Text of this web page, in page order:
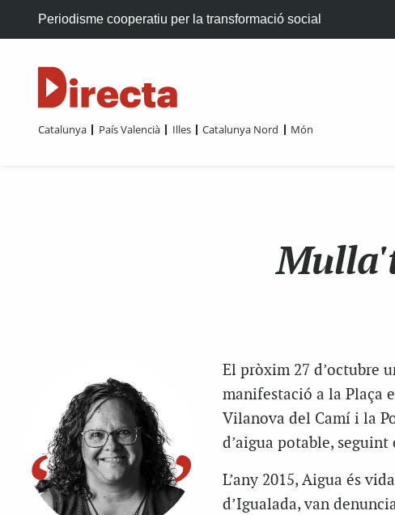
Periodisme cooperatiu per la transformació social
Catalunya País Valencià Illes Catalunya Nord Món
El pròxim 27 d’octubre
manifestació a la Plaça
Vilanova del Camí i la
d’aigua potable,
L’any 2015, Aigua és
d’Igualada, van